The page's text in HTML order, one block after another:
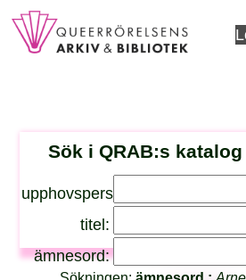
Sök i QRAB:s katalog
upphovsperson:
titel:
ämnesord: